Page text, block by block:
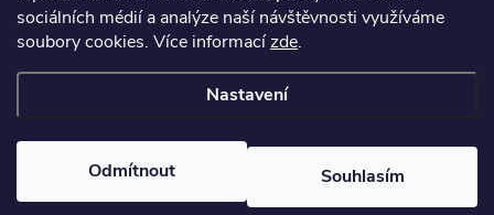
sociálních médií a analýze naší návštěvnosti využíváme
soubory cookies. Více informacízde.
Nastavení
Odmítnout Souhlasím
Blog
Vytvořil Shoptet
nastavení cookies